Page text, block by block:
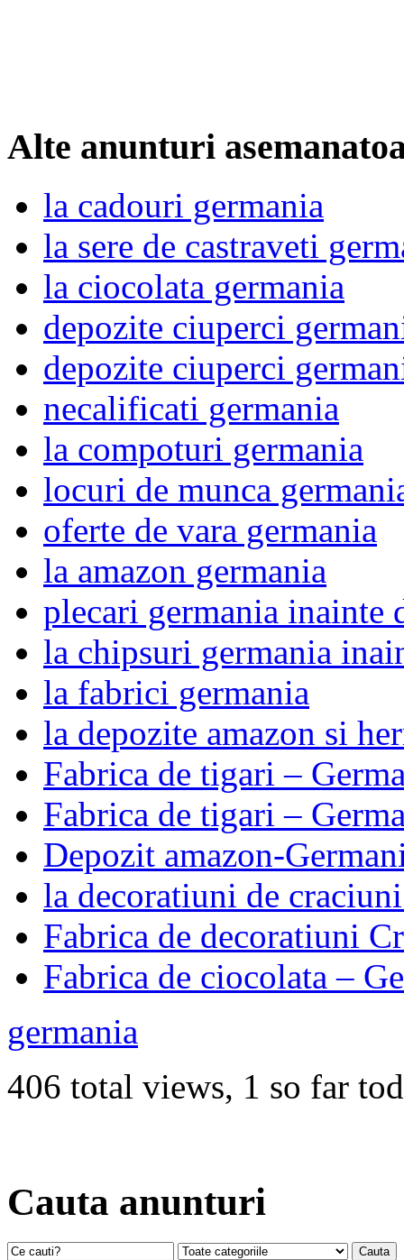
Alte anunturi
la cadouri germania
la sere de castraveti
la ciocolata germania
depozite ciuperci
depozite ciuperci
necalificati germania
la compoturi germania
locuri de munca
oferte de vara germania
la amazon germania
plecari germania inainte
la chipsuri germania
la fabrici germania
la depozite amazon si
Fabrica de tigari –
Fabrica de tigari –
Depozit amazon-
la decoratiuni de
Fabrica de decoratiuni
Fabrica de ciocolata –
germania
406 total views, 1 so far
Cauta anunturi